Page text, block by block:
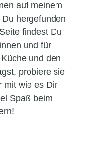
auf meinem
hergefunden
findest Du
und für
und den
probiere sie
mit wie es Dir
Spaß beim